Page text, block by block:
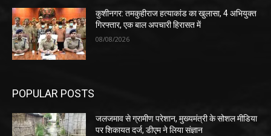
कुशीनगर: तमकुहीराज हत्याकांड का खुलासा, 4 अभियुक्त
गिरफ्तार, एक बाल अपचारी हिरासत में
08/08/2026
POPULAR POSTS
जलजमाव से ग्रामीण परेशान, मुख्यमंत्री के सोशल मीडिया
पर शिकायत दर्ज, डीएम ने लिया संज्ञान